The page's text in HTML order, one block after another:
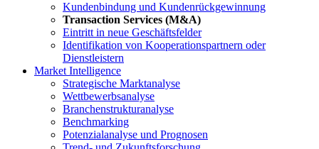
Kundenbindung und Kundenrückgewinnung
Transaction Services (M&A)
Eintritt in neue Geschäftsfelder
Identifikation von Kooperationspartnern oder
Dienstleistern
Market Intelligence
Strategische Marktanalyse
Wettbewerbsanalyse
Branchenstrukturanalyse
Benchmarking
Potenzialanalyse und Prognosen